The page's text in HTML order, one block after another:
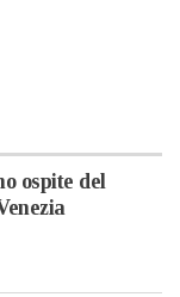
ospite del